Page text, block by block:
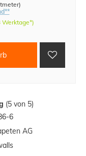
6
AG
)
Werktage*)
(5 von 5)